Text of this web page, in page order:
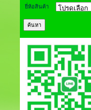
ยี่ห้อสินค้า